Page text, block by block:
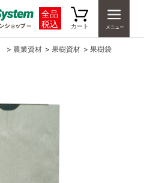
全品
税込
カート
> 農業資材 > 果樹資材 > 果樹袋